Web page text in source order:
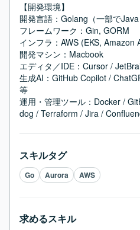
【開発環境】
開発言語：Golang（一部でJava
フレームワーク：Gin, GORM
インフラ：AWS (EKS, Amazon
開発マシン：Macbook
エディタ／IDE：Cursor /
生成AI：GitHub Copilot /
等
運用・管理ツール：Docker /
dog / Terraform / Jira /
スキルタグ
Go Aurora AWS
求めるスキル